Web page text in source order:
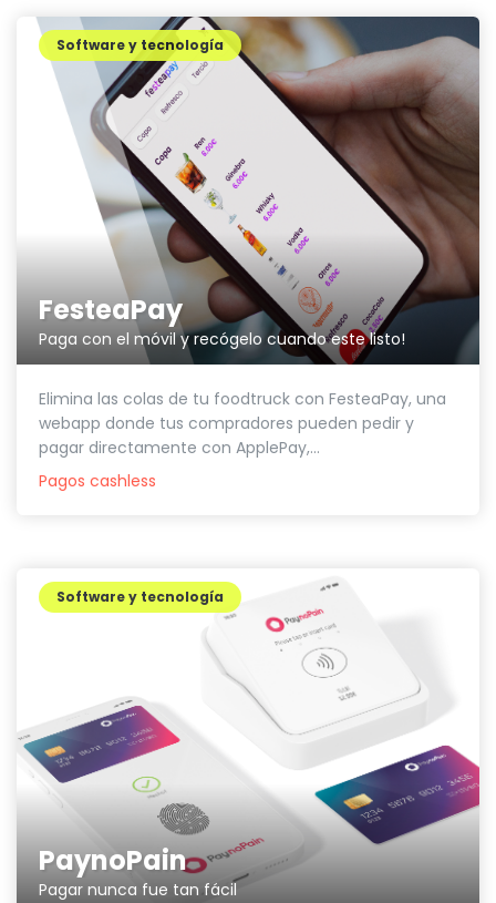
FesteaPay
Paga con el móvil y recógelo cuando este listo!
Software y tecnología
Elimina las colas de tu foodtruck con FesteaPay, una
webapp donde tus compradores pueden pedir y
pagar directamente con ApplePay,...
Pagos cashless
PaynoPain
Pagar nunca fue tan fácil
Software y tecnología